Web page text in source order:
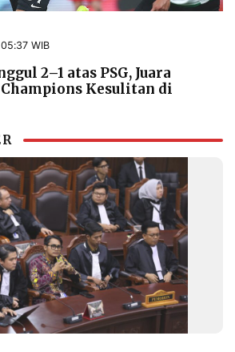
KIRIM
TERM
OF
WIB
2–1 atas PSG, Juara
Kesulitan di